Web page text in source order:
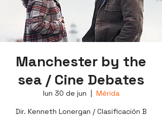
Manchester by the
sea / Cine Debates
lun 30 de jun
  |
Mérida
Dir. Kenneth Lonergan / Clasificación B